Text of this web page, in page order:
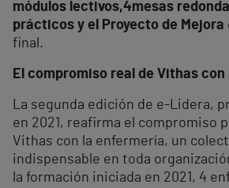
módulos lectivos,4mesas
prácticos y el Proyecto de Mejora
final.
El compromiso real de Vithas
La segunda edición de e-Lidera,
en 2021, reafirma el compromiso
Vithas con la enfermería, un
indispensable en toda
la formación iniciada en 2021, 4